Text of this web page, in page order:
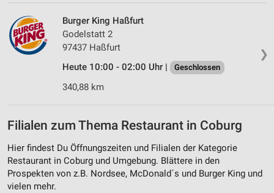
❯
Burger King Haßfurt
Godelstatt 2
97437 Haßfurt
Heute 10:00 - 02:00 Uhr |
Geschlossen
340,88 km
Filialen zum Thema Restaurant in Coburg
Hier findest Du Öffnungszeiten und Filialen der Kategorie
Restaurant in Coburg und Umgebung. Blättere in den
Prospekten von z.B. Nordsee, McDonald´s und Burger King und
vielen mehr.